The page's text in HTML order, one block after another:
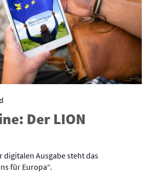
Der LION
digitalen Ausgabe steht das
für Europa“.